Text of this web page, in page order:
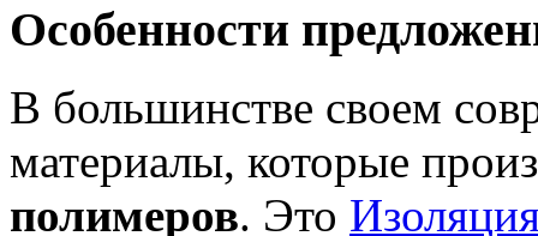
Особенности
В большинстве своем
материалы, которые
полимеров. Это